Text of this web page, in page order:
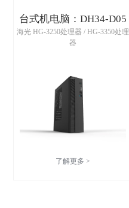
台式机电脑：DH34-D05
海光 HG-3250处理器 / HG-3350处理
器
了解更多 >